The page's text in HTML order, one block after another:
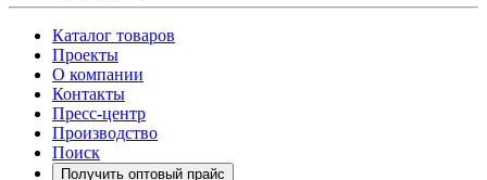
Каталог товаров
Проекты
О компании
Контакты
Пресс-центр
Производство
Поиск
Получить оптовый прайс